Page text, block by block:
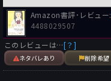
Amazon書評･レビュー:
4488029507
このレビューは…[？]
ネタバレあり 削除希望